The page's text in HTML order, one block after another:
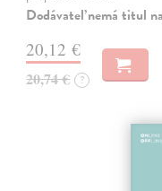
Dodávateľ nemá titul
20,12 €
20,74 € ?